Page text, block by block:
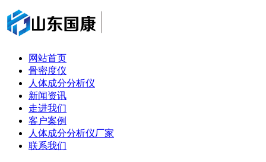
网站首页
骨密度仪
人体成分分析仪
新闻资讯
走进我们
客户案例
人体成分分析仪厂家
联系我们